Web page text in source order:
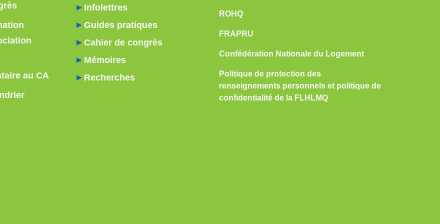
au CA
Infolettres
Guides pratiques
Cahier de congrès
Mémoires
Recherches
ROHQ
FRAPRU
Confédération Nationale du Logement
Politique de protection des
renseignements personnels et politique de
confidentialité de la FLHLMQ